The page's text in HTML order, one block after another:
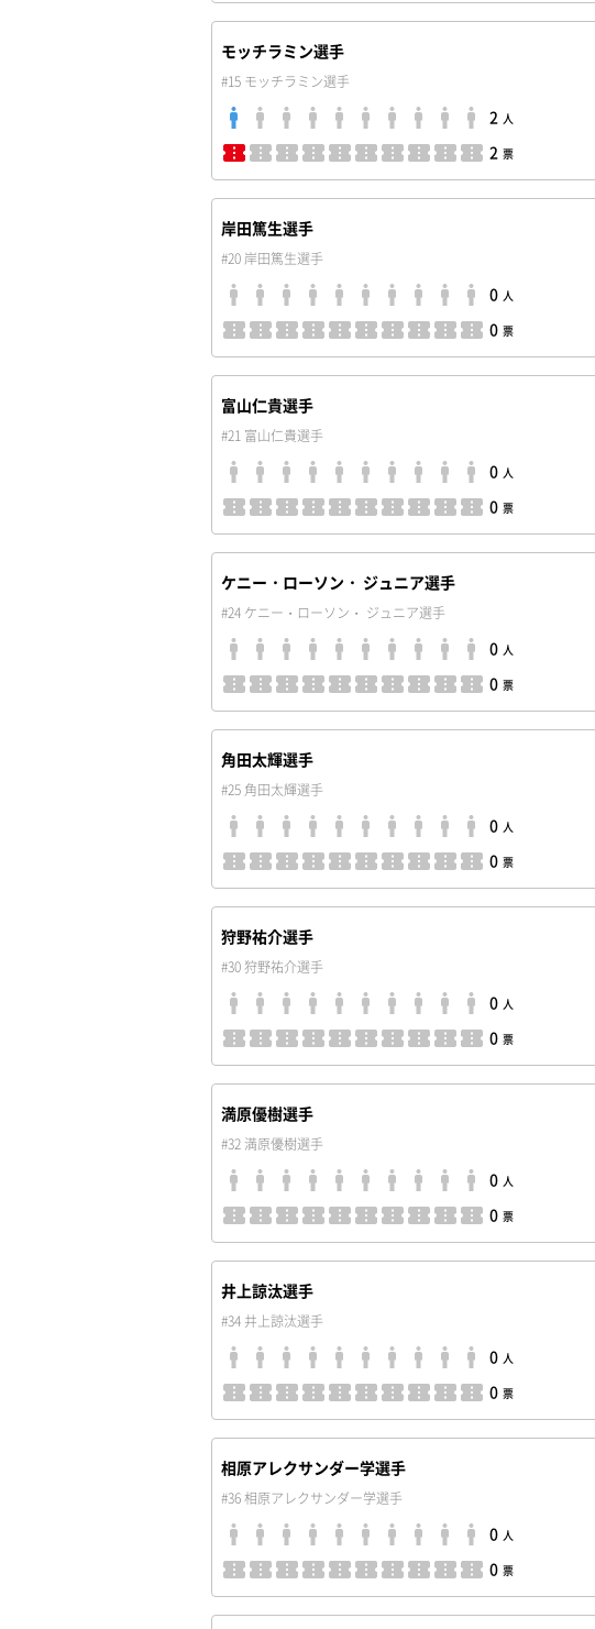
モッチラミン選手
#15 モッチラミン選手
2 人
2 票
岸田篤生選手
#20 岸田篤生選手
0 人
0 票
富山仁貴選手
#21 富山仁貴選手
0 人
0 票
ケニー・ローソン・ ジュニア選手
#24 ケニー・ローソン・ ジュニア選手
0 人
0 票
角田太輝選手
#25 角田太輝選手
0 人
0 票
狩野祐介選手
#30 狩野祐介選手
0 人
0 票
満原優樹選手
#32 満原優樹選手
0 人
0 票
井上諒汰選手
#34 井上諒汰選手
0 人
0 票
相原アレクサンダー学選手
#36 相原アレクサンダー学選手
0 人
0 票